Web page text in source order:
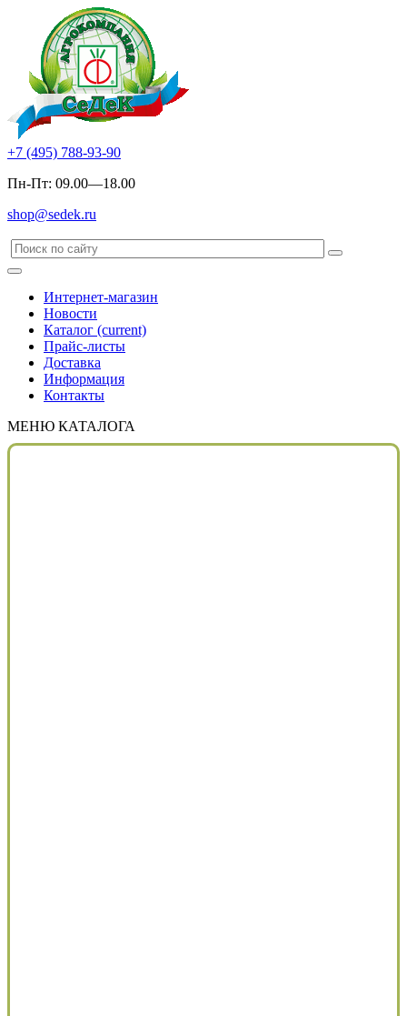
+7 (495) 788-93-90
Пн-Пт: 09.00—18.00
shop@sedek.ru
Интернет-магазин
Новости
Каталог (current)
Прайс-листы
Доставка
Информация
Контакты
МЕНЮ КАТАЛОГА